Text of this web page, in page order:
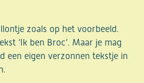
zoals op het voorbeeld.
‘Ik ben Broc’. Maar je mag
een eigen verzonnen tekstje in